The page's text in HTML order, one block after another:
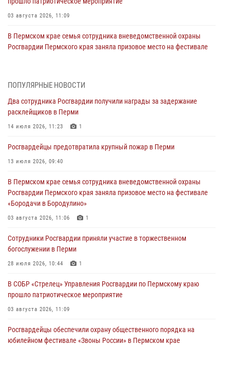
03 августа 2026, 11:09
В Пермском крае семья сотрудника вневедомственной охраны
Росгвардии Пермского края заняла призовое место на фестивале
юных спортсменов
03 августа 2026, 10:59
30 июля 2026, 05:19
богослужении в Перми
28 июля 2026, 10:44
Росгвардейцы оказали силовую поддержку при задержании
28 июля 2026, 06:15
ПОПУЛЯРНЫЕ НОВОСТИ
Два сотрудника Росгвардии получили награды за задержание
расклейщиков в Перми
14 июля 2026, 11:23 1
Росгвардейцы предотвратила крупный пожар в Перми
13 июля 2026, 09:40
В Пермском крае семья сотрудника вневедомственной охраны
Росгвардии Пермского края заняла призовое место на фестивале
«Бородачи в Бородулино»
03 августа 2026, 11:06 1
Сотрудники Росгвардии приняли участие в торжественном
богослужении в Перми
28 июля 2026, 10:44 1
В СОБР «Стрелец» Управления Росгвардии по Пермскому краю
прошло патриотическое мероприятие
03 августа 2026, 11:09
Росгвардейцы обеспечили охрану общественного порядка на
юбилейном фестивале «Звоны России» в Пермском крае